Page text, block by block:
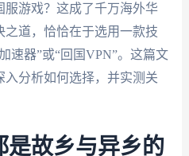
游戏？这成了千万海外华
之道，恰恰在于选用一款技
速器”或“回国VPN”。这篇文
分析如何选择，并实测关
是故乡与异乡的